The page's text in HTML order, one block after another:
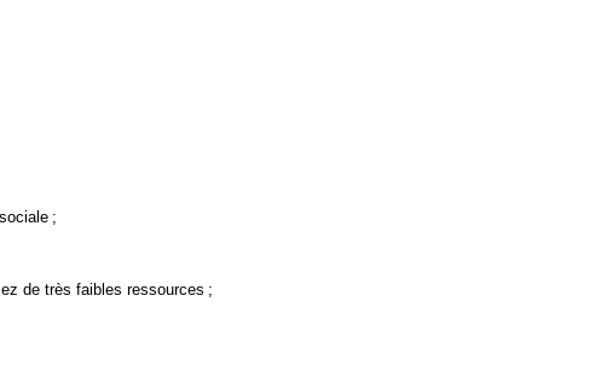
;
de très faibles ressources ;